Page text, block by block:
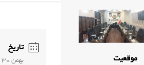
موقعیت
تاریخ
بهمن 30 1401